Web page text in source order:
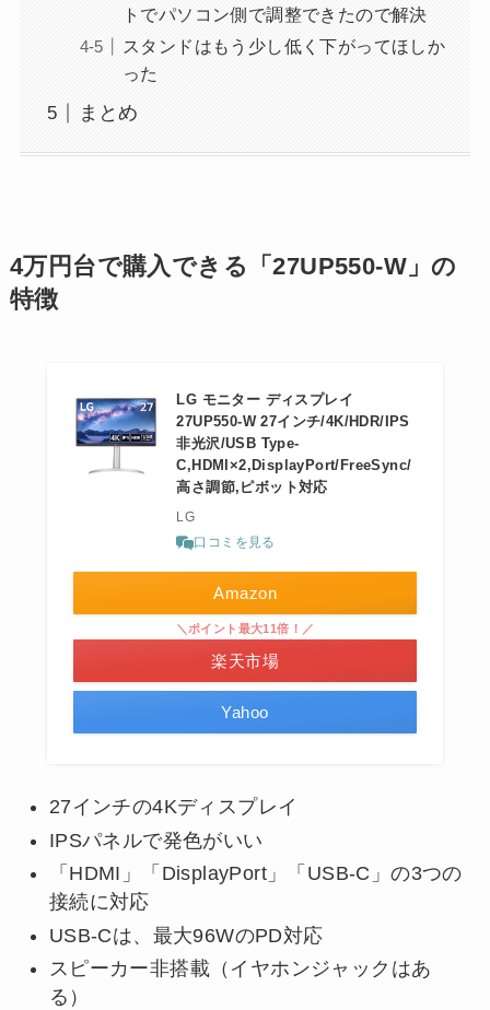
トでパソコン側で調整できたので解決
スタンドはもう少し低く下がってほしか
った
まとめ
4万円台で購入できる「27UP550-W」の
特徴
LG モニター ディスプレイ
27UP550-W 27インチ/4K/HDR/IPS
非光沢/USB Type-
C,HDMI×2,DisplayPort/FreeSync/
高さ調節,ピボット対応
LG
口コミを見る
Amazon
＼ポイント最大11倍！／
楽天市場
Yahoo
27インチの4Kディスプレイ
IPSパネルで発色がいい
「HDMI」「DisplayPort」「USB-C」の3つの
接続に対応
USB-Cは、最大96WのPD対応
スピーカー非搭載（イヤホンジャックはあ
る）